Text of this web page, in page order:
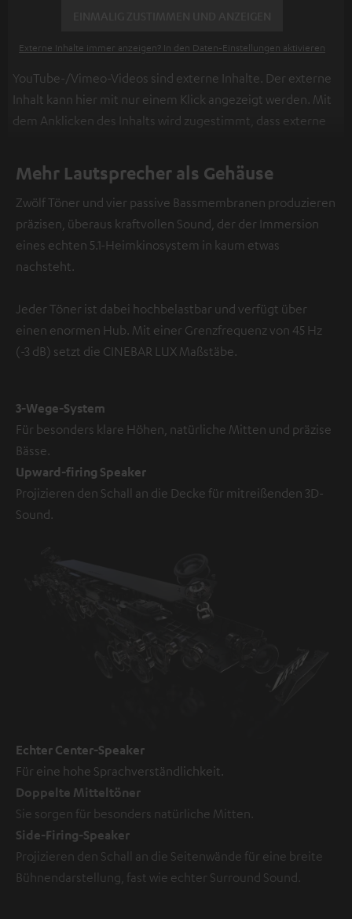
Externe Inhalte immer anzeigen? In den Daten‑Einstellungen aktivieren
YouTube-/Vimeo-Videos sind externe Inhalte. Der externe
Inhalt kann hier mit nur einem Klick angezeigt werden. Mit
dem Anklicken des Inhalts wird zugestimmt, dass externe
personenbezogene Daten an Drittplattformen
übermittelt werden. Weitere Informationen sind in der
Datenschutzerklärung unter I zu finden.
Mehr Lautsprecher als Gehäuse
Zwölf Töner und vier passive Bassmembranen produzieren
präzisen, überaus kraftvollen Sound, der der Immersion
eines echten 5.1-Heimkinosystem in kaum etwas
nachsteht.
Jeder Töner ist dabei hochbelastbar und verfügt über
einen enormen Hub. Mit einer Grenzfrequenz von 45 Hz
(-3 dB) setzt die CINEBAR LUX Maßstäbe.
3-Wege-System
Für besonders klare Höhen, natürliche Mitten und präzise
Bässe.
Upward-firing Speaker
Projizieren den Schall an die Decke für mitreißenden 3D-
Sound.
Echter Center-Speaker
Für eine hohe Sprachverständlichkeit.
Doppelte Mitteltöner
Sie sorgen für besonders natürliche Mitten.
Side-Firing-Speaker
Projizieren den Schall an die Seitenwände für eine breite
Bühnendarstellung, fast wie echter Surround Sound.